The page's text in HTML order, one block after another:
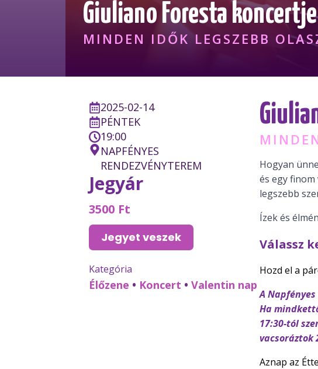
Giuliano Foresta
MINDEN IDŐK LEGSZEBB
2025-02-14
PÉNTEK
19:00
NAPFÉNYES
RENDEZVÉNYTEREM
Jegyár
3500 Ft
Jegyet veszek
Kategória
Élőzene • Koncert • Valentin nap
Hogyan
és egy
legszebb
Ízek és
Válassz
Hozd el a
A
Ha
17:30-tól
vacsoráztok
Aznap az